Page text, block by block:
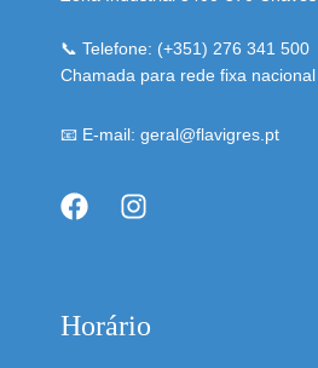
📞 Telefone: (+351) 276 341 500
Chamada para rede fixa nacional
📧 E-mail: geral@flavigres.pt
Horário